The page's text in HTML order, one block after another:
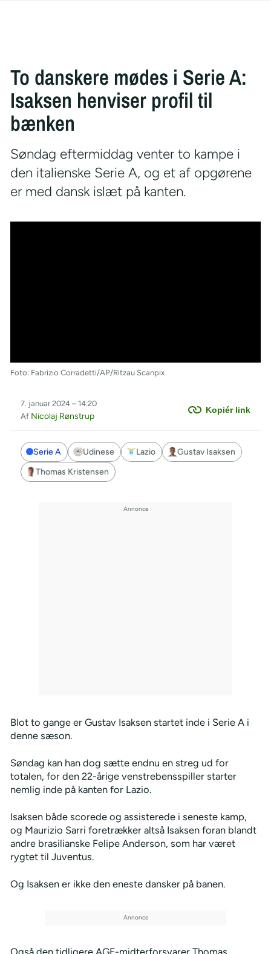
To danskere mødes i Serie A:
Isaksen henviser profil til
bænken
Søndag eftermiddag venter to kampe i
den italienske Serie A, og et af opgørene
er med dansk islæt på kanten.
Foto: Fabrizio Corradetti/AP/Ritzau Scanpix
Kopiér link
7. januar 2024 – 14:20
Af Nicolaj Rønstrup
Serie A Udinese Lazio
Gustav Isaksen
Thomas Kristensen
Blot to gange er Gustav Isaksen startet inde i Serie A i
denne sæson.
Søndag kan han dog sætte endnu en streg ud for
totalen, for den 22-årige venstrebensspiller starter
nemlig inde på kanten for Lazio.
Isaksen både scorede og assisterede i seneste kamp,
og Maurizio Sarri foretrækker altså Isaksen foran blandt
andre brasilianske Felipe Anderson, som har været
rygtet til Juventus.
Og Isaksen er ikke den eneste dansker på banen.